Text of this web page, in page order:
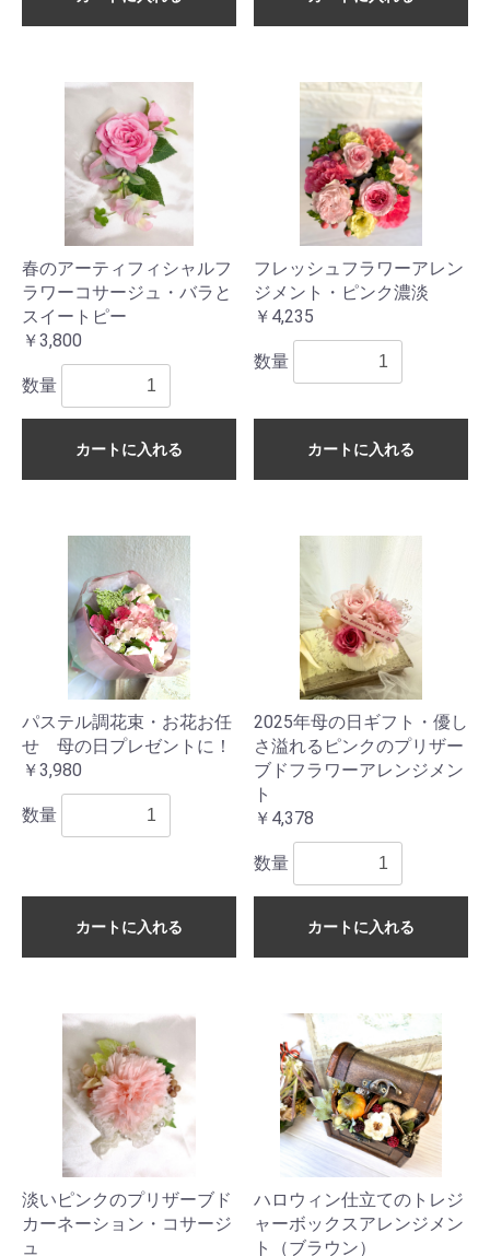
春のアーティフィシャルフ
ラワーコサージュ・バラと
スイートピー
￥3,800
数量
カートに入れる
フレッシュフラワーアレン
ジメント・ピンク濃淡
￥4,235
数量
カートに入れる
パステル調花束・お花お任
せ 母の日プレゼントに！
￥3,980
数量
カートに入れる
2025年母の日ギフト・優し
さ溢れるピンクのプリザー
ブドフラワーアレンジメン
ト
￥4,378
数量
カートに入れる
淡いピンクのプリザーブド
カーネーション・コサージ
ュ
ハロウィン仕立てのトレジ
ャーボックスアレンジメン
ト（ブラウン）